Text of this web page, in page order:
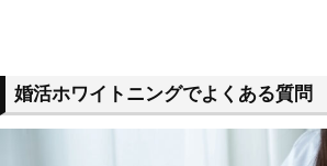
婚活ホワイトニングでよくある質問